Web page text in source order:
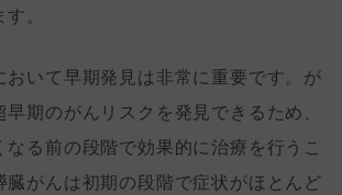
。
おいて早期発見は非常に重要です。が
期のがんリスクを発見できるため、
る前の段階で効果的に治療を行うこ
臓がんは初期の段階で症状がほとんど